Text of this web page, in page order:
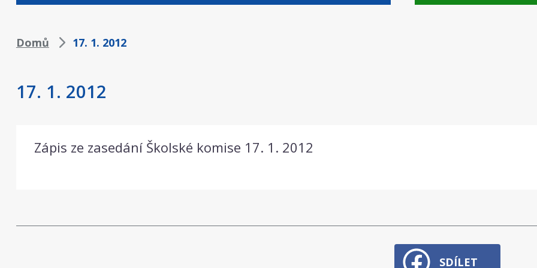
Drobečková
Domů 17. 1. 2012
17. 1. 2012
Zápis ze zasedání Školské komise 17. 1. 2012
SDÍLET